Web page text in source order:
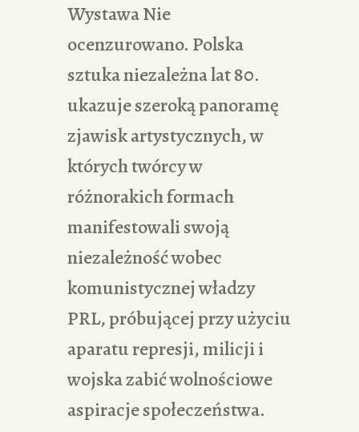
Wystawa Nie
ocenzurowano. Polska
sztuka niezależna lat 80.
ukazuje szeroką panoramę
zjawisk artystycznych, w
których twórcy w
różnorakich formach
manifestowali swoją
niezależność wobec
komunistycznej władzy
PRL, próbującej przy użyciu
aparatu represji, milicji i
wojska zabić wolnościowe
aspiracje społeczeństwa.